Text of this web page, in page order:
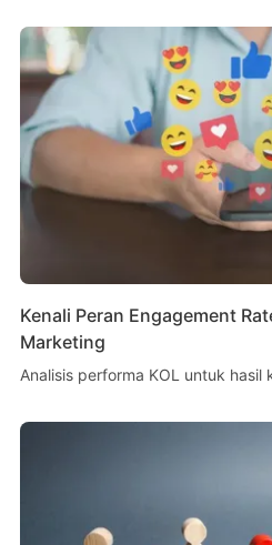
Kenali Peran Engagement
Marketing
Analisis performa KOL untuk